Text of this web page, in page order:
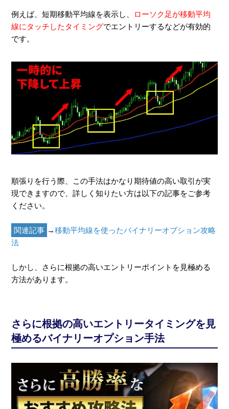
例えば、短期移動平均線を表示し、 ローソク足が移動平均
線にタッチしたタイミングでエントリーするなどが有効的
です。
順張りを行う際、この手法はかなり期待値の高い取引が実
現できますので、詳しく知りたい方は以下の記事をご参考
ください。
関連記事 →移動平均線を使ったバイナリーオプション攻略
法
しかし、さらに根拠の高いエントリーポイントを見極める
方法があります。
さらに根拠の高いエントリータイミングを見
極めるバイナリーオプション手法